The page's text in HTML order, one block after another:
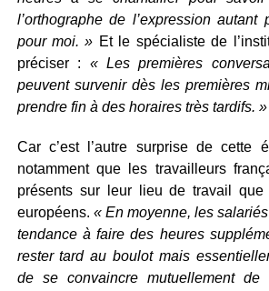
l’orthographe de l’expression autant
pour moi. » Et le spécialiste de
préciser : « Les premières
peuvent survenir dès les premières
prendre fin à des horaires très tardifs. »
Car c’est l’autre surprise de cette
notamment que les travailleurs
présents sur leur lieu de travail que
européens. « En moyenne, les
tendance à faire des heures
rester tard au boulot mais
de se convaincre mutuellement de